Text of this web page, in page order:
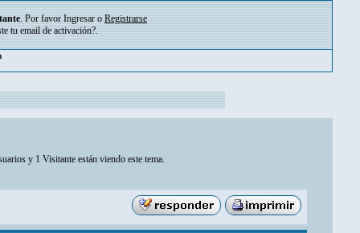
. Por favor Ingresar o Registrarse
tu email de activación?.
y 1 Visitante están viendo este tema.